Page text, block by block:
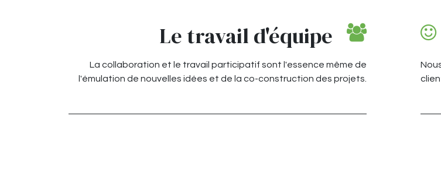
Le travail d'équipe
La collaboration et le travail participatif sont l'essence même de
l'émulation de nouvelles idées et de la co-construction des projets.